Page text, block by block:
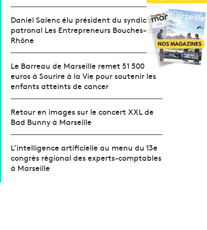
Daniel Salenc élu président du syndicat
patronal Les Entrepreneurs Bouches-du-
Rhône
Le Barreau de Marseille remet 51 500
euros à Sourire à la Vie pour soutenir les
enfants atteints de cancer
Retour en images sur le concert XXL de
Bad Bunny à Marseille
L’intelligence artificielle au menu du 13e
congrès régional des experts-comptables
à Marseille